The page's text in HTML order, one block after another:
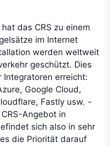
das CRS zu einem
im Internet
werden weltweit
geschützt. Dies
erreicht:
Google Cloud,
Fastly usw. -
Angebot in
sich also in sehr
die Priorität darauf